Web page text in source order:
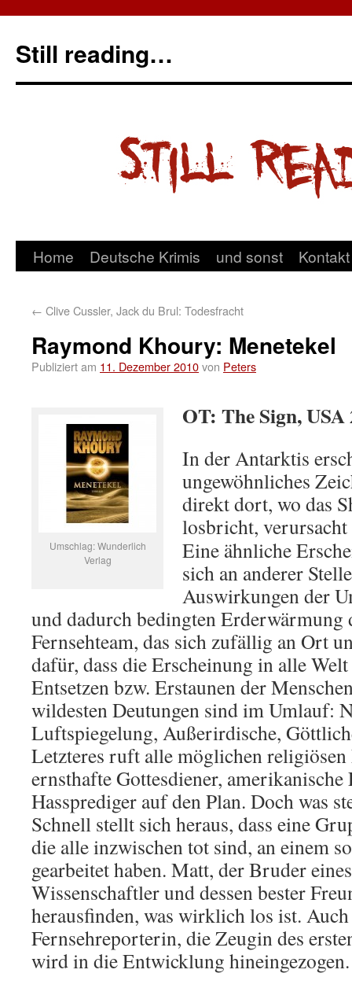
Still reading…
Home Deutsche Krimis und sonst Kontakt
← Clive Cussler, Jack du Brul: Todesfracht
Raymond Khoury: Menetekel
Publiziert am 11. Dezember 2010von Peters
Umschlag: Wunderlich
Verlag
OT: The Sign, USA
In der Antarktis
ungewöhnliches
direkt dort, wo das
losbricht,
Eine ähnliche
sich an anderer
Auswirkungen der
und dadurch bedingten
Fernsehteam, das sich zufällig an Ort
dafür, dass die Erscheinung in alle
Entsetzen bzw. Erstaunen der
wildesten Deutungen sind im Umlauf:
Luftspiegelung, Außerirdische,
Letzteres ruft alle möglichen religiösen
ernsthafte Gottesdiener, amerikanische
Hassprediger auf den Plan. Doch was
Schnell stellt sich heraus, dass eine
die alle inzwischen tot sind, an einem
gearbeitet haben. Matt, der Bruder
Wissenschaftler und dessen bester
herausfinden, was wirklich los ist.
Fernsehreporterin, die Zeugin des
wird in die Entwicklung hineingezogen.